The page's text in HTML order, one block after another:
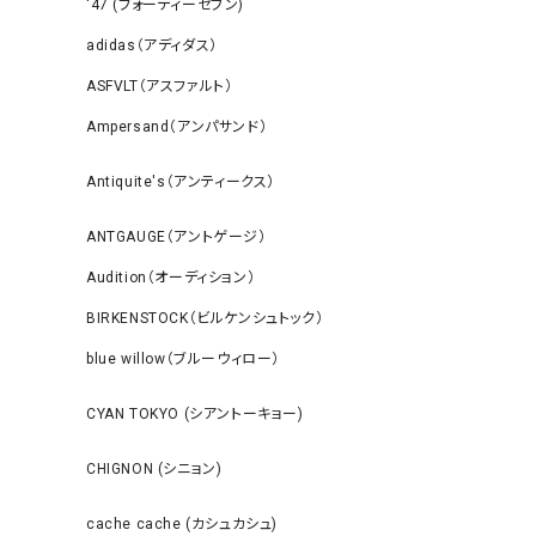
‘47 (フォーティーセブン)
adidas（アディダス）
ASFVLT（アスファルト）
Ampersand（アンパサンド）
Antiquite's（アンティークス）
ANTGAUGE（アントゲージ）
Audition（オーディション）
BIRKENSTOCK（ビルケンシュトック）
blue willow（ブルーウィロー）
CYAN TOKYO (シアントーキョー)
CHIGNON (シニョン)
cache cache (カシュカシュ)